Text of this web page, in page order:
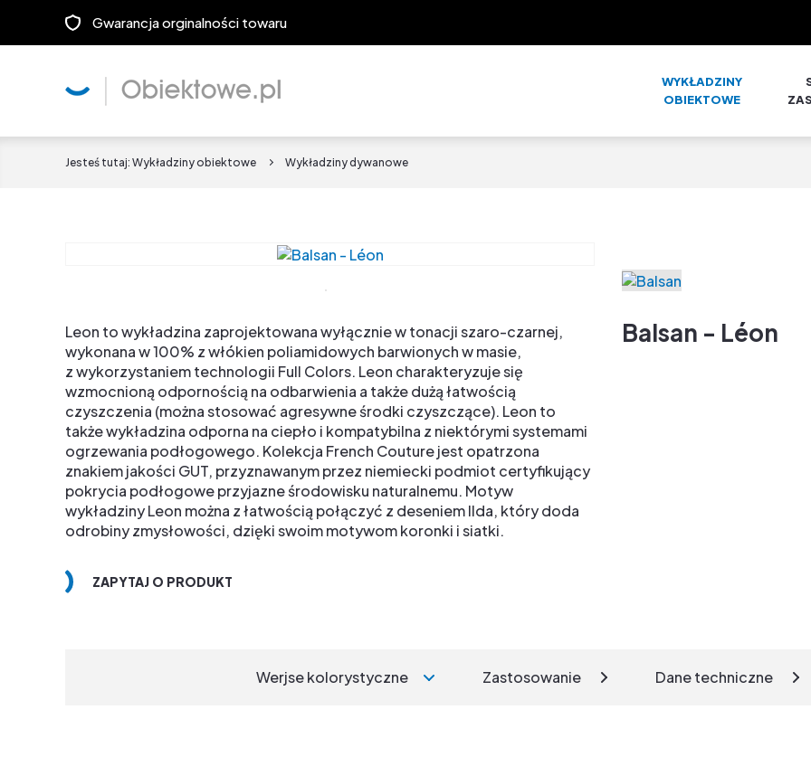
Gwarancja orginalności towaru
WYKŁADZINY
OBIEKTOWE
Jesteś tutaj: Wykładziny obiektowe Wykładziny dywanowe
Balsan - Léon
Leon to wykładzina zaprojektowana wyłącznie w tonacji szaro-czarnej,
wykonana w 100% z włókien poliamidowych barwionych w masie,
z wykorzystaniem technologii Full Colors. Leon charakteryzuje się
wzmocnioną odpornością na odbarwienia a także dużą łatwością
czyszczenia (można stosować agresywne środki czyszczące). Leon to
także wykładzina odporna na ciepło i kompatybilna z niektórymi systemami
ogrzewania podłogowego. Kolekcja French Couture jest opatrzona
znakiem jakości GUT, przyznawanym przez niemiecki podmiot certyfikujący
pokrycia podłogowe przyjazne środowisku naturalnemu. Motyw
wykładziny Leon można z łatwością połączyć z deseniem Ilda, który doda
odrobiny zmysłowości, dzięki swoim motywom koronki i siatki.
ZAPYTAJ O PRODUKT
Werjse kolorystyczne Zastosowanie Dane techniczne